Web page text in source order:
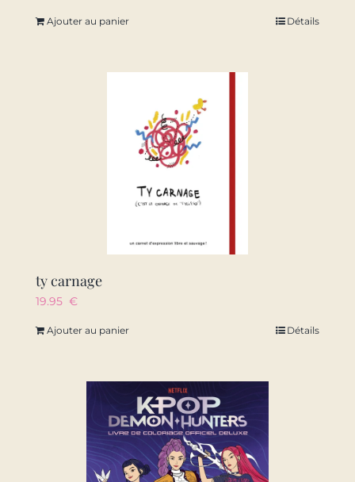
Ajouter au panier Détails
ty carnage
19.95 €
Ajouter au panier Détails